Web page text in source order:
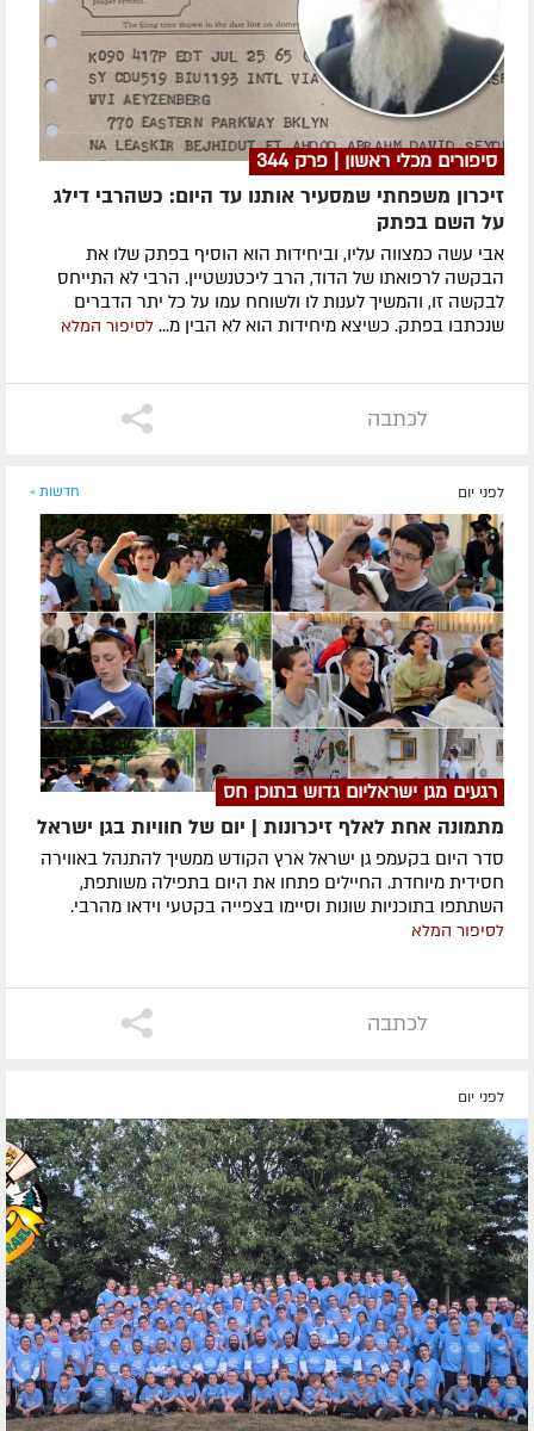
סיפורים מכלי ראשון | פרק 344
זיכרון משפחתי שמסעיר אותנו עד היום: כשהרבי דילג
על השם בפתק
אבי עשה כמצווה עליו, וביחידות הוא הוסיף בפתק שלו את
הבקשה לרפואתו של הדוד, הרב ליכטנשטיין. הרבי לא התייחס
לבקשה זו, והמשיך לענות לו ולשוחח עמו על כל יתר הדברים
שנכתבו בפתק. כשיצא מיחידות הוא לא הבין מ... לסיפור המלא
לכתבה
לפני יום חדשות »
רגעים מגן ישראליום גדוש בתוכן חס
מתמונה אחת לאלף זיכרונות | יום של חוויות בגן ישראל
סדר היום בקעמפ גן ישראל ארץ הקודש ממשיך להתנהל באווירה
חסידית מיוחדת. החיילים פתחו את היום בתפילה משותפת,
השתתפו בתוכניות שונות וסיימו בצפייה בקטעי וידאו מהרבי.
לסיפור המלא
לכתבה
לפני יום